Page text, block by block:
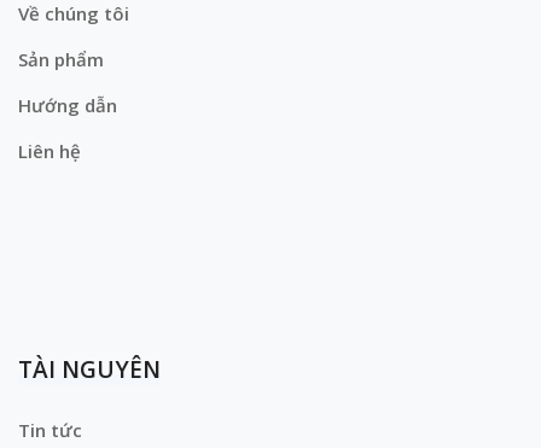
Về chúng tôi
Sản phẩm
Hướng dẫn
Liên hệ
TÀI NGUYÊN
Tin tức